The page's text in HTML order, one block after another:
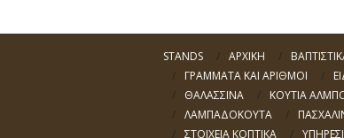
STANDS ΑΡΧΙΚΗ
ΓΡΑΜΜΑΤΑ ΚΑΙ ΑΡΙΘΜΟΙ
ΘΑΛΑΣΣΙΝΑ
ΚΟΥΤΙΑ
ΛΑΜΠΑΔΟΚΟΥΤΑ
ΣΤΟΙΧΕΙΑ ΚΟΠΤΙΚΑ